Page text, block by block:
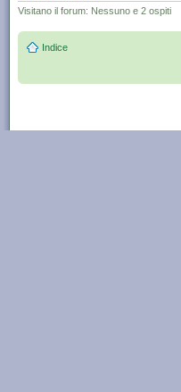
Visitano il forum: Nessuno e 2 ospiti
Indice